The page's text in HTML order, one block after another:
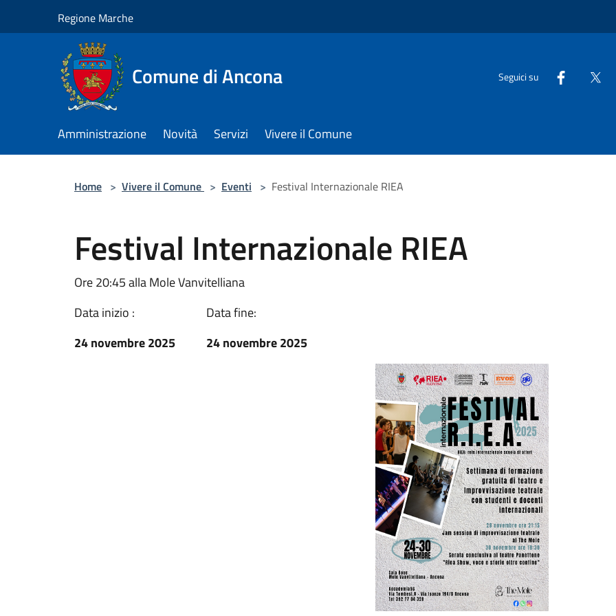
Regione Marche
Comune di Ancona Seguici su
Amministrazione Novità Servizi Vivere il Comune
Home > Vivere il Comune > Eventi > Festival Internazionale RIEA
Festival Internazionale RIEA
Ore 20:45 alla Mole Vanvitelliana
Data inizio :
24 novembre 2025
Data fine:
24 novembre 2025